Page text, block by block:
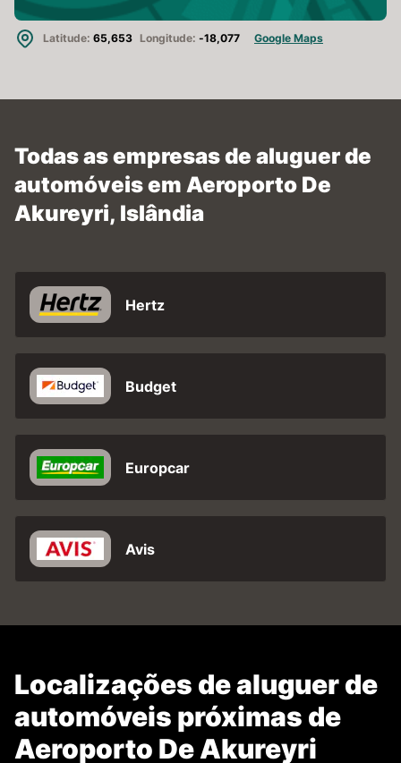
Latitude: 65,653 Longitude: -18,077 Google Maps
Todas as empresas de aluguer de
automóveis em Aeroporto De
Akureyri, Islândia
Hertz
Budget
Europcar
Avis
Localizações de aluguer de
automóveis próximas de
Aeroporto De Akureyri